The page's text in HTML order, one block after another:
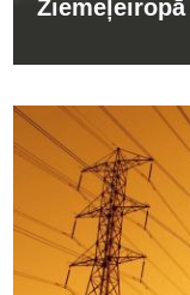
Ziemeļeiropā